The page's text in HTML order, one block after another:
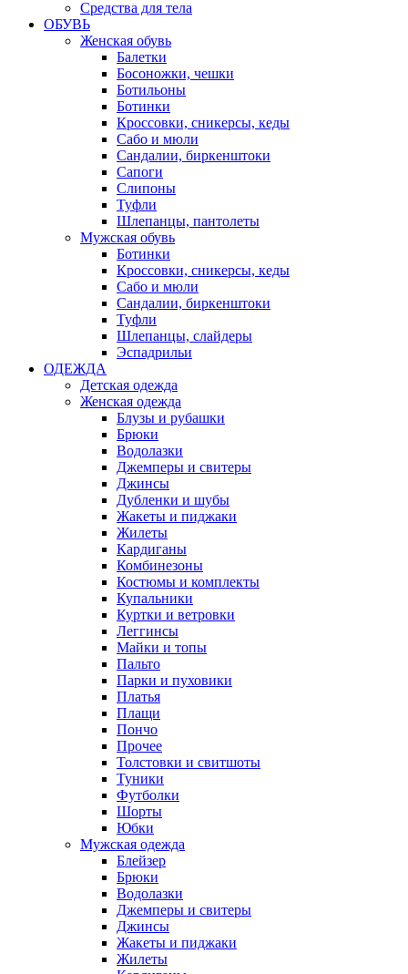
Средства для тела
ОБУВЬ
Женская обувь
Балетки
Босоножки, чешки
Ботильоны
Ботинки
Кроссовки, сникерсы, кеды
Сабо и мюли
Сандалии, биркенштоки
Сапоги
Слипоны
Туфли
Шлепанцы, пантолеты
Мужская обувь
Ботинки
Кроссовки, сникерсы, кеды
Сабо и мюли
Сандалии, биркенштоки
Туфли
Шлепанцы, слайдеры
Эспадрильи
ОДЕЖДА
Детская одежда
Женская одежда
Блузы и рубашки
Брюки
Водолазки
Джемперы и свитеры
Джинсы
Дубленки и шубы
Жакеты и пиджаки
Жилеты
Кардиганы
Комбинезоны
Костюмы и комплекты
Купальники
Куртки и ветровки
Леггинсы
Майки и топы
Пальто
Парки и пуховики
Платья
Плащи
Пончо
Прочее
Толстовки и свитшоты
Туники
Футболки
Шорты
Юбки
Мужская одежда
Блейзер
Брюки
Водолазки
Джемперы и свитеры
Джинсы
Жакеты и пиджаки
Жилеты